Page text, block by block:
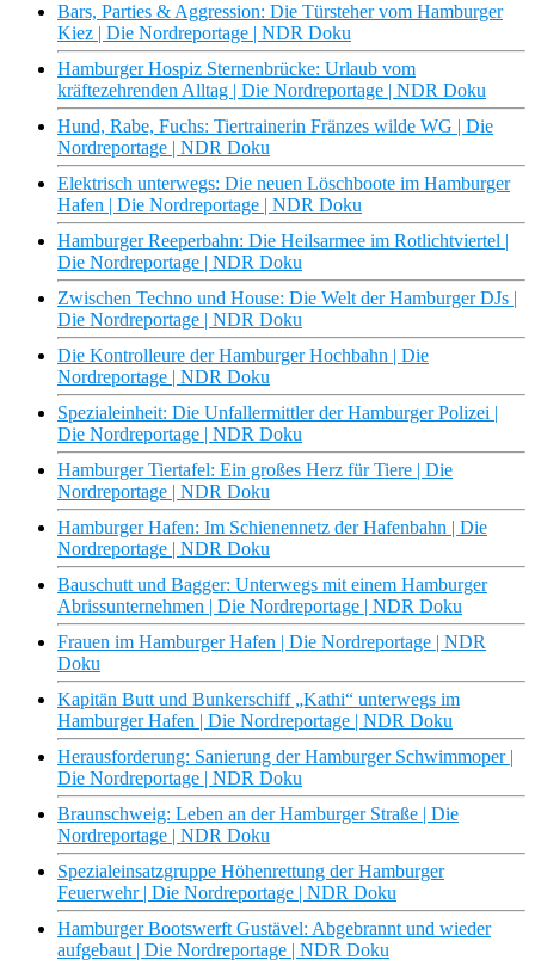
Bars, Parties & Aggression: Die Türsteher vom Hamburger
Kiez | Die Nordreportage | NDR Doku
Hamburger Hospiz Sternenbrücke: Urlaub vom
kräftezehrenden Alltag | Die Nordreportage | NDR Doku
Hund, Rabe, Fuchs: Tiertrainerin Fränzes wilde WG | Die
Nordreportage | NDR Doku
Elektrisch unterwegs: Die neuen Löschboote im Hamburger
Hafen | Die Nordreportage | NDR Doku
Hamburger Reeperbahn: Die Heilsarmee im Rotlichtviertel |
Die Nordreportage | NDR Doku
Zwischen Techno und House: Die Welt der Hamburger DJs |
Die Nordreportage | NDR Doku
Die Kontrolleure der Hamburger Hochbahn | Die
Nordreportage | NDR Doku
Spezialeinheit: Die Unfallermittler der Hamburger Polizei |
Die Nordreportage | NDR Doku
Hamburger Tiertafel: Ein großes Herz für Tiere | Die
Nordreportage | NDR Doku
Hamburger Hafen: Im Schienennetz der Hafenbahn | Die
Nordreportage | NDR Doku
Bauschutt und Bagger: Unterwegs mit einem Hamburger
Abrissunternehmen | Die Nordreportage | NDR Doku
Frauen im Hamburger Hafen | Die Nordreportage | NDR
Doku
Kapitän Butt und Bunkerschiff „Kathi“ unterwegs im
Hamburger Hafen | Die Nordreportage | NDR Doku
Herausforderung: Sanierung der Hamburger Schwimmoper |
Die Nordreportage | NDR Doku
Braunschweig: Leben an der Hamburger Straße | Die
Nordreportage | NDR Doku
Spezialeinsatzgruppe Höhenrettung der Hamburger
Feuerwehr | Die Nordreportage | NDR Doku
Hamburger Bootswerft Gustävel: Abgebrannt und wieder
aufgebaut | Die Nordreportage | NDR Doku